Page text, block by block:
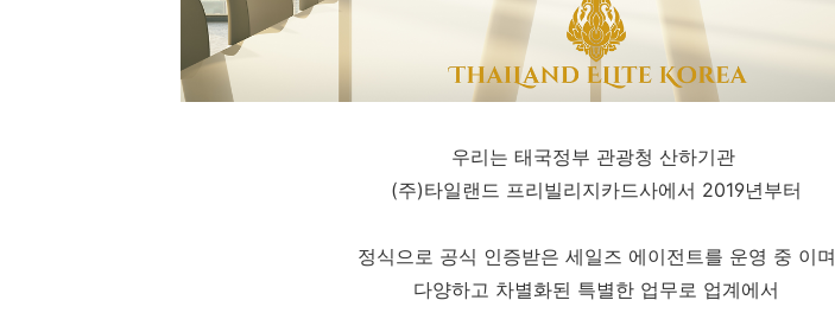
우리는 태국정부 관광청 산하기관
(주)타일랜드 프리빌리지카드사에서 2019년부터
정식으로 공식 인증받은 세일즈 에이전트를 운영 중 이며
다양하고 차별화된 특별한 업무로 업계에서